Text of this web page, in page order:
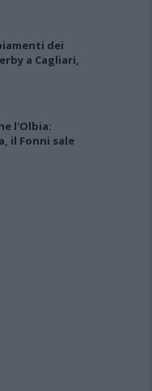
dei
a Cagliari,
l'Olbia:
il Fonni sale